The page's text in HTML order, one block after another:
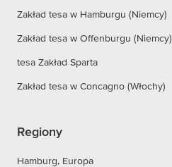
Zakład tesa w Hamburgu (Niemcy)
Zakład tesa w Offenburgu (Niemcy)
tesa Zakład Sparta
Zakład tesa w Concagno (Włochy)
Regiony
Hamburg, Europa